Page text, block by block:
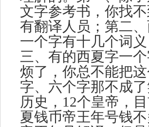
文字参考书，你找
有翻译人员；第二
一个字有十几个词
三、有的西夏字一
烦了，你总不能把
字、六个字那不成
历史，12个皇帝，
夏钱币帝王年号钱